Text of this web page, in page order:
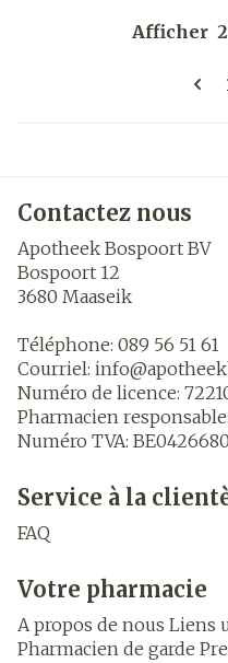
Afficher
Contactez nous
Apotheek Bospoort BV
Bospoort 12
3680 Maaseik
Téléphone: 089 56 51 61
Courriel: info@
Numéro de licence:
Pharmacien responsable:
Numéro TVA:
Service à la
FAQ
Votre pharmacie
A propos de nous Liens
Pharmacien de garde